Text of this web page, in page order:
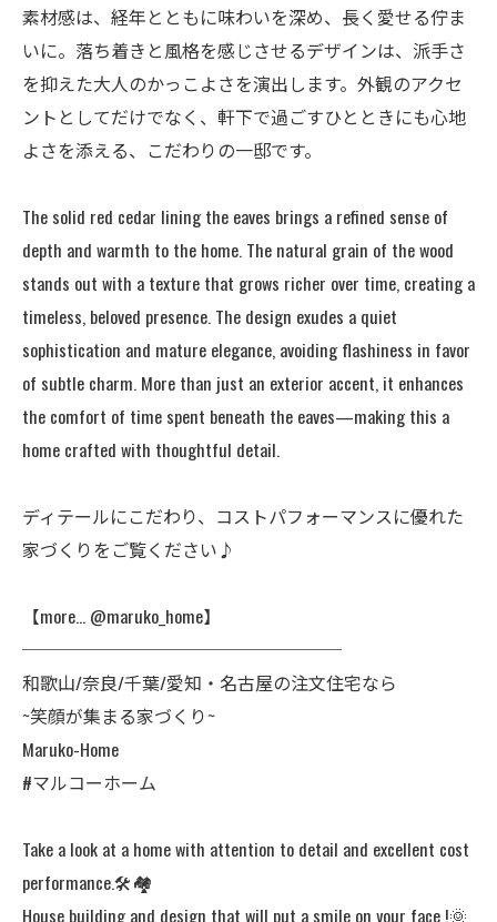
素材感は、経年とともに味わいを深め、長く愛せる佇ま
いに。落ち着きと風格を感じさせるデザインは、派手さ
を抑えた大人のかっこよさを演出します。外観のアクセ
ントとしてだけでなく、軒下で過ごすひとときにも心地
よさを添える、こだわりの一邸です。
The solid red cedar lining the eaves brings a refined sense of
depth and warmth to the home. The natural grain of the wood
stands out with a texture that grows richer over time, creating a
timeless, beloved presence. The design exudes a quiet
sophistication and mature elegance, avoiding flashiness in favor
of subtle charm. More than just an exterior accent, it enhances
the comfort of time spent beneath the eaves—making this a
home crafted with thoughtful detail.
ディテールにこだわり、コストパフォーマンスに優れた
家づくりをご覧ください♪
【more… @maruko_home】
──────────────────
和歌山/奈良/千葉/愛知・名古屋の注文住宅なら
~笑顔が集まる家づくり~
Maruko-Home
#マルコーホーム
Take a look at a home with attention to detail and excellent cost
performance.🛠️🏘️
House building and design that will put a smile on your face !🌞